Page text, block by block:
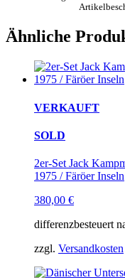
Ähnliche
VERKAUFT
SOLD
2er-Set Jack
1975 / Färöer Inseln
380,00 €
differenzbesteuert
zzgl. Versandkosten